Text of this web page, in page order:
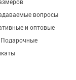
вопросы
и оптовые